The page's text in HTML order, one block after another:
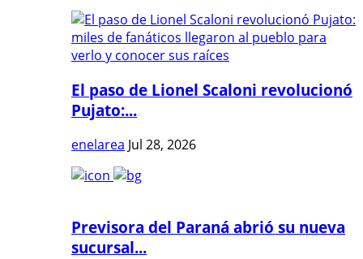
El paso de Lionel Scaloni revolucionó
Pujato:...
enelarea Jul 28, 2026
Previsora del Paraná abrió su nueva
sucursal...